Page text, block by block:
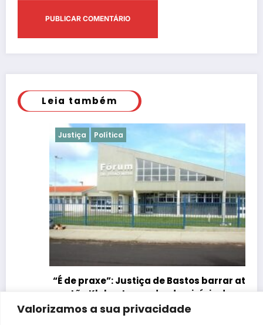
Valorizamos a sua privacidade
Leia também
Política
“É de praxe”: Justiça de Bastos barrar atos da
gestão Kleber Lopes desde o início do
mandato